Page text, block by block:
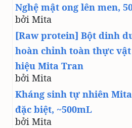
Nghệ mật ong lên men,
bởi Mita
[Raw protein] Bột dinh
hoàn chỉnh toàn thực
hiệu Mita Tran
bởi Mita
Kháng sinh tự nhiên
đặc biệt, ~500mL
bởi Mita